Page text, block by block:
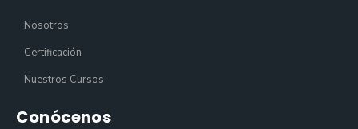
Nosotros
Certificación
Nuestros Cursos
Conócenos